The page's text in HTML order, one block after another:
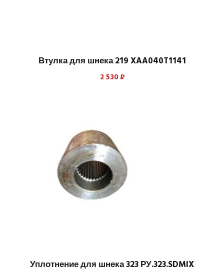
Втулка для шнека 219 XAA040T1141
2 530₽
Уплотнение для шнека 323 РУ.323.SDMIX